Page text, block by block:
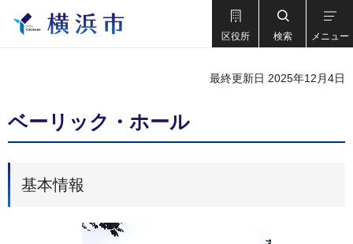
区役所 検索 メニュー
最終更新日 2025年12月4日
ベーリック・ホール
基本情報